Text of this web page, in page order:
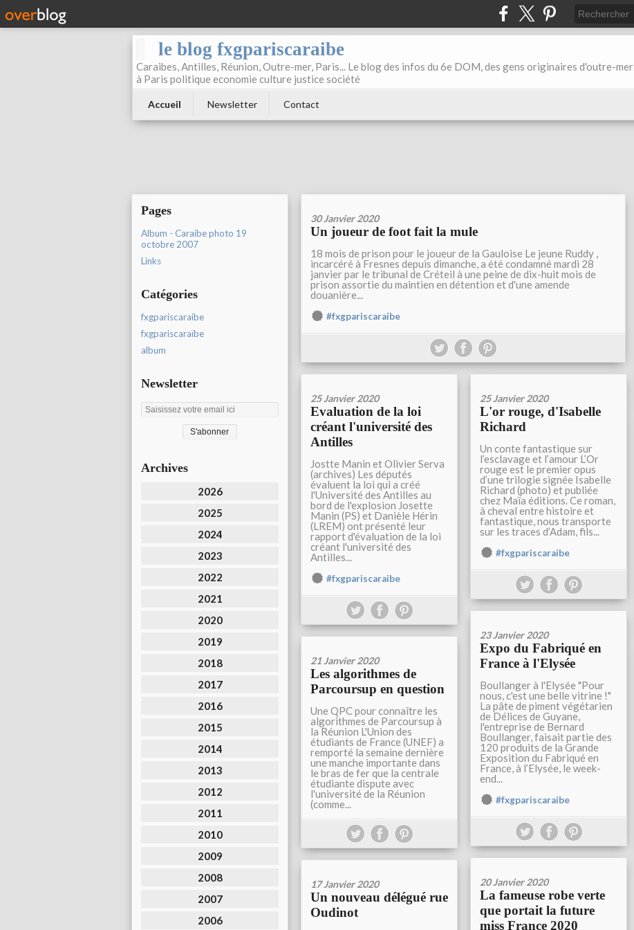
le blog fxgpariscaraibe
Caraibes, Antilles, Réunion, Outre-mer, Paris... Le blog des infos du 6e DOM, des gens originaires d'outre-mer
à Paris politique economie culture justice société
Accueil Newsletter Contact
Pages
Album - Caraibe photo 19
octobre 2007
Links
Catégories
fxgpariscaraibe
fxgpariscaraïbe
album
Newsletter
Archives
2026
2025
2024
2023
2022
2021
2020
2019
2018
2017
2016
2015
2014
2013
2012
2011
2010
2009
2008
2007
2006
30 Janvier 2020
Un joueur de foot fait la mule
18 mois de prison pour le joueur de la Gauloise Le jeune Ruddy ,
incarcéré à Fresnes depuis dimanche, a été condamné mardi 28
janvier par le tribunal de Créteil à une peine de dix-huit mois de
prison assortie du maintien en détention et d'une amende
douanière...
#fxgpariscaraibe
25 Janvier 2020
Evaluation de la loi
créant l'université des
Antilles
Jostte Manin et Olivier Serva
(archives) Les députés
évaluent la loi qui a créé
l'Université des Antilles au
bord de l'explosion Josette
Manin (PS) et Danièle Hérin
(LREM) ont présenté leur
rapport d'évaluation de la loi
créant l'université des
Antilles...
#fxgpariscaraibe
25 Janvier 2020
L'or rouge, d'Isabelle
Richard
Un conte fantastique sur
l’esclavage et l’amour L’Or
rouge est le premier opus
d’une trilogie signée Isabelle
Richard (photo) et publiée
chez Maïa éditions. Ce roman,
à cheval entre histoire et
fantastique, nous transporte
sur les traces d’Adam, fils...
#fxgpariscaraibe
23 Janvier 2020
Expo du Fabriqué en
France à l'Elysée
Boullanger à l'Elysée "Pour
nous, c'est une belle vitrine !"
La pâte de piment végétarien
de Délices de Guyane,
l'entreprise de Bernard
Boullanger, faisait partie des
120 produits de la Grande
Exposition du Fabriqué en
France, à l’Elysée, le week-
end...
#fxgpariscaraibe
21 Janvier 2020
Les algorithmes de
Parcoursup en question
Une QPC pour connaître les
algorithmes de Parcoursup à
la Réunion L'Union des
étudiants de France (UNEF) a
remporté la semaine dernière
une manche importante dans
le bras de fer que la centrale
étudiante dispute avec
l'université de la Réunion
(comme...
20 Janvier 2020
La fameuse robe verte
que portait la future
miss France 2020
17 Janvier 2020
Un nouveau délégué rue
Oudinot